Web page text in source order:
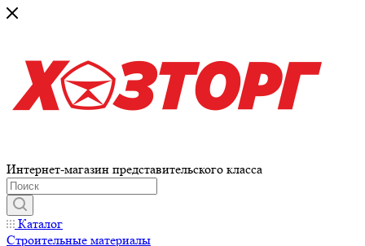
Интернет-магазин представительского класса
Каталог
Строительные материалы